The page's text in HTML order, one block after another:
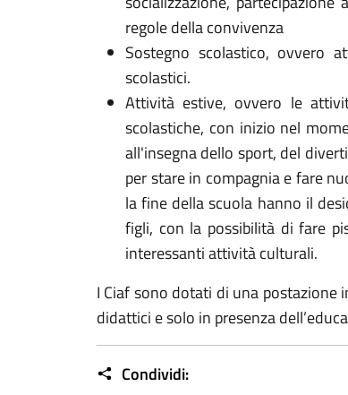
regole della convivenza
Sostegno scolastico, ovvero
scolastici.
Attività estive, ovvero le
scolastiche, con inizio nel
all'insegna dello sport, del
per stare in compagnia e fare
la fine della scuola hanno il
figli, con la possibilità di fare
interessanti attività culturali.
I Ciaf sono dotati di una postazione
didattici e solo in presenza
Condividi: